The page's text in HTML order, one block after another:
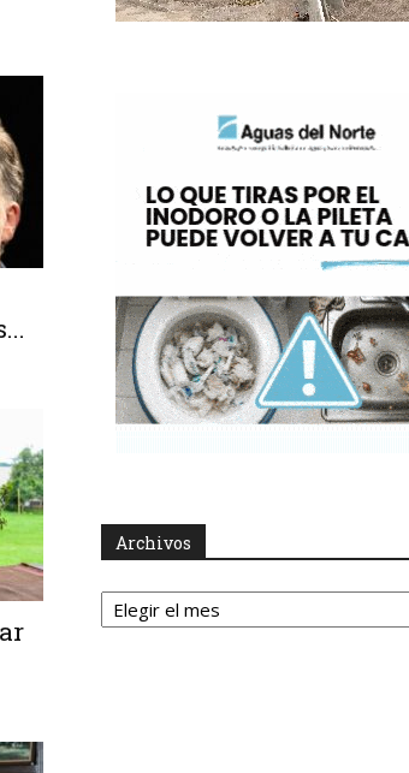
Archivos
Archivos